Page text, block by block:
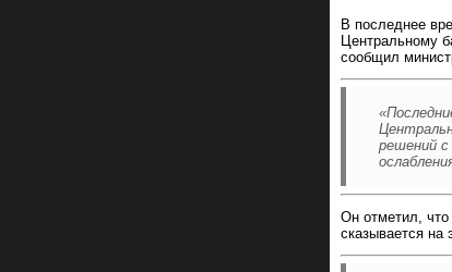
В последнее
Центральному
сообщил
решений с
Он отметил, что
сказывается на